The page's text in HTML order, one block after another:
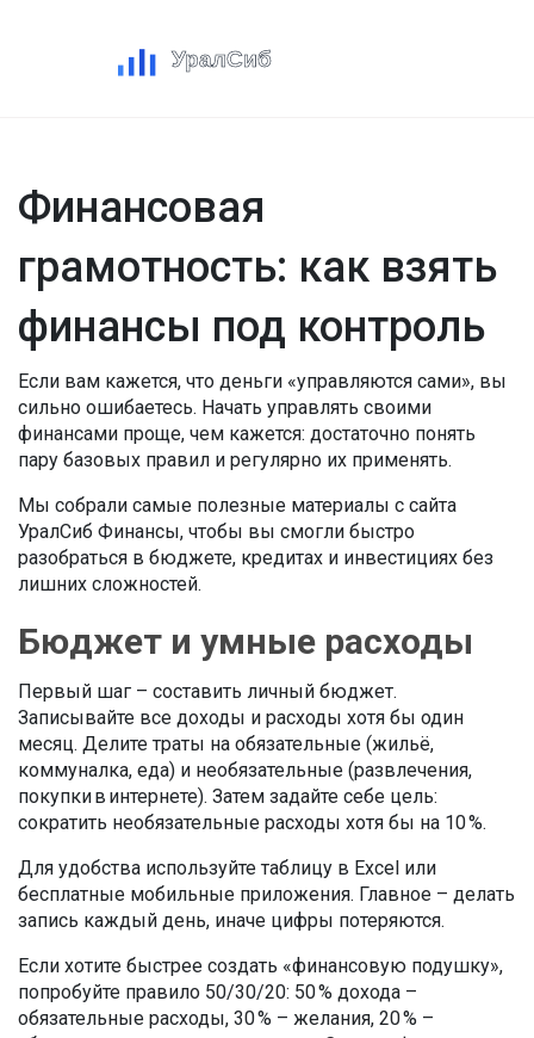
Финансовая
грамотность: как взять
финансы под контроль
Если вам кажется, что деньги «управляются сами», вы
сильно ошибаетесь. Начать управлять своими
финансами проще, чем кажется: достаточно понять
пару базовых правил и регулярно их применять.
Мы собрали самые полезные материалы с сайта
УралСиб Финансы, чтобы вы смогли быстро
разобраться в бюджете, кредитах и инвестициях без
лишних сложностей.
Бюджет и умные расходы
Первый шаг – составить личный бюджет.
Записывайте все доходы и расходы хотя бы один
месяц. Делите траты на обязательные (жильё,
коммуналка, еда) и необязательные (развлечения,
покупки в интернете). Затем задайте себе цель:
сократить необязательные расходы хотя бы на 10 %.
Для удобства используйте таблицу в Excel или
бесплатные мобильные приложения. Главное – делать
запись каждый день, иначе цифры потеряются.
Если хотите быстрее создать «финансовую подушку»,
попробуйте правило 50/30/20: 50 % дохода –
обязательные расходы, 30 % – желания, 20 % –